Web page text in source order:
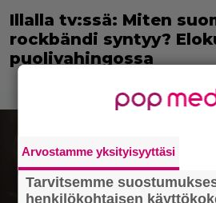
Illalla tv:ssä: Miten
rockbändi syntyy?
puolivahingossa
Arvostamme yksityisyyttäsi
Tarvitsemme
henkilökohtaisen